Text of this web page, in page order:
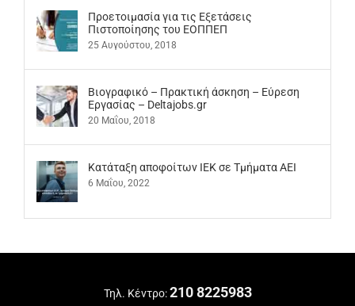
Προετοιμασία για τις Εξετάσεις
Πιστοποίησης του ΕΟΠΠΕΠ
25 Αυγούστου, 2018
Βιογραφικό – Πρακτική άσκηση – Εύρεση
Εργασίας – Deltajobs.gr
20 Μαΐου, 2018
Kατάταξη αποφοίτων ΙΕΚ σε Τμήματα ΑΕΙ
6 Μαΐου, 2022
Τηλ. Κέντρο:210 8225983